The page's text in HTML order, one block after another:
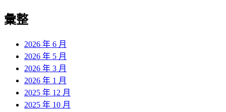
彙整
2026 年 6 月
2026 年 5 月
2026 年 3 月
2026 年 1 月
2025 年 12 月
2025 年 10 月